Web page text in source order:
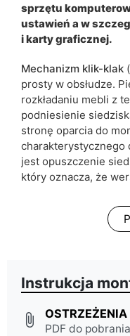
sprzętu
ustawień a w
i karty graficznej.
Mechanizm klik-klak
prosty w obsłudze.
rozkładaniu mebli z
podniesienie
stronę oparcia do
charakterystycznego
jest opuszczenie
który oznacza, że
Instrukcja
attach_file
PDF do